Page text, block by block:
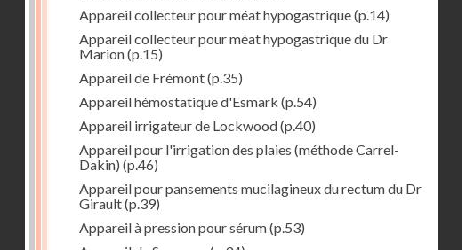
Appareil collecteur pour méat hypogastrique(p.14)
Appareil collecteur pour méat hypogastrique du Dr
Marion(p.15)
Appareil de Frémont(p.35)
Appareil hémostatique d'Esmark (p.54)
Appareil irrigateur de Lockwood(p.40)
Appareil pour l'irrigation des plaies (méthode Carrel-
Dakin) (p.46)
Appareil pour pansements mucilagineux du rectum du Dr
Girault(p.39)
Appareil à pression pour sérum(p.53)